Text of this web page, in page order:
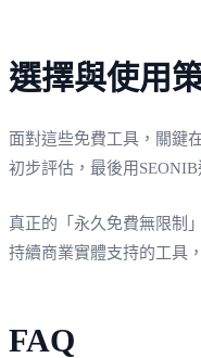
選擇與使用
面對這些免費工具，關鍵
初步評估，最後用
真正的「永久免費無限制
持續商業實體支持的工具
FAQ